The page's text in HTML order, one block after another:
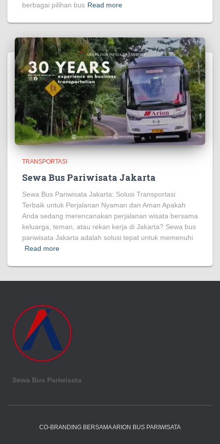
berbagai pilihan bus Read more
TRANSPORTASI
Sewa Bus Pariwisata Jakarta
Sewa Bus Pariwisata Jakarta: Solusi Transportasi
Terbaik untuk Perjalanan Nyaman dan Aman Apakah
Anda sedang merencanakan perjalanan wisata bersama
keluarga, teman, atau rekan kerja di Jakarta? Sewa bus
pariwisata Jakarta adalah solusi tepat untuk memenuhi
Read more
Sewa Bus Pariwisata
CO-BRANDING BERSAMA ARION BUS PARIWISATA